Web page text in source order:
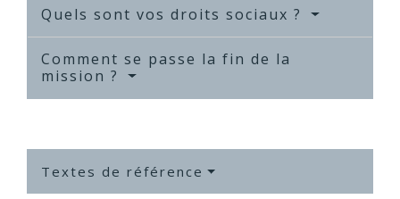
Quels sont vos droits sociaux ?
Comment se passe la fin de la
mission ?
Textes de référence